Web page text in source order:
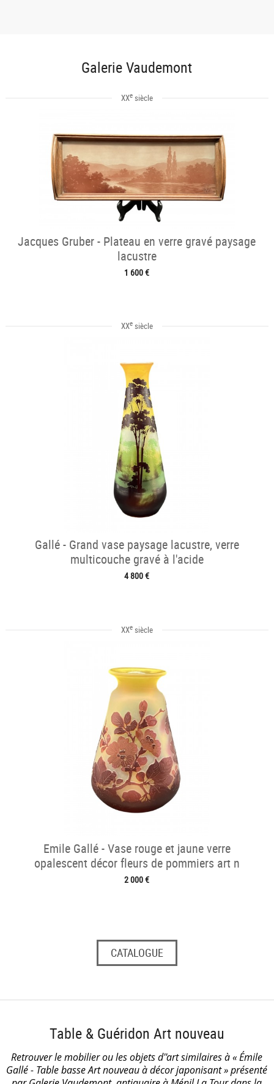
Galerie Vaudemont
XXesiècle
Jacques Gruber - Plateau en verre gravé paysage
lacustre
1 600 €
XXesiècle
Gallé - Grand vase paysage lacustre, verre
multicouche gravé à l'acide
4 800 €
XXesiècle
Emile Gallé - Vase rouge et jaune verre
opalescent décor fleurs de pommiers art n
2 000 €
CATALOGUE
Table & Guéridon Art nouveau
Retrouver le mobilier ou les objets d''art similaires à « Émile
Gallé - Table basse Art nouveau à décor japonisant » présenté